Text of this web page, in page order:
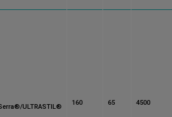
ULTRASTIL®
160 65 4500